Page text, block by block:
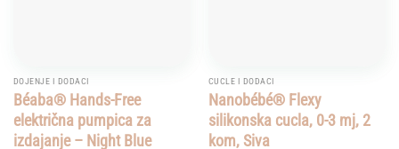
DOJENJE I DODACI
Béaba® Hands-Free
električna pumpica za
izdajanje – Night Blue
CUCLE I DODACI
Nanobébé® Flexy
silikonska cucla, 0-3 mj, 2
kom, Siva